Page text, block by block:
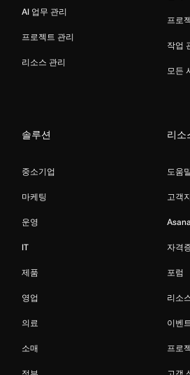
AI 업무 관리
프로젝트 관리
리소스 관리
프로
작업
모든
솔루션
중소기업
마케팅
운영
IT
제품
영업
의료
소매
리소
도움
고객
자격
포럼
리소
이벤
프로